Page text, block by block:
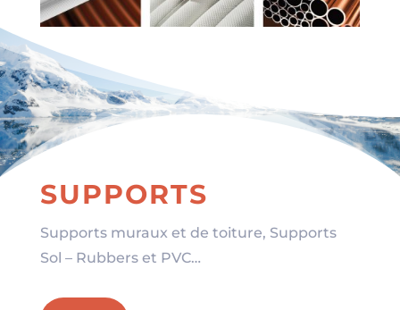
SUPPORTS
Supports muraux et de toiture, Supports
Sol – Rubbers et PVC…